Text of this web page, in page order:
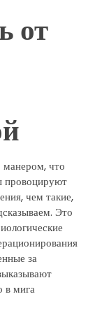
от
манером, что
провоцируют
чем такие,
Это
за
в мига